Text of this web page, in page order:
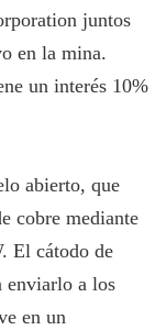
juntos
en la mina.
un interés 10%
abierto, que
cobre mediante
El cátodo de
enviarlo a los
en un